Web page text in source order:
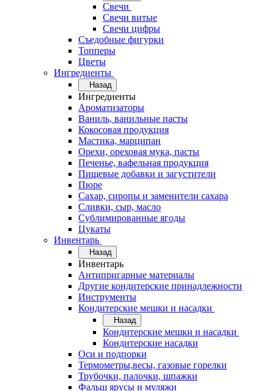
Свечи
Свечи витые
Свечи цифры
Съедобные фигурки
Топперы
Цветы
Ингредиенты
Назад
Ингредиенты
Ароматизаторы
Ваниль, ванильные пасты
Кокосовая продукция
Мастика, марципан
Орехи, ореховая мука, пасты
Печенье, вафельная продукция
Пищевые добавки и загустители
Пюре
Сахар, сиропы и заменители сахара
Сливки, сыр, масло
Сублимированные ягоды
Цукаты
Инвентарь
Назад
Инвентарь
Антипригарные материалы
Другие кондитерские принадлежности
Инструменты
Кондитерские мешки и насадки
Назад
Кондитерские мешки и насадки
Кондитерские насадки
Оси и подпорки
Термометры,весы, газовые горелки
Трубочки, палочки, шпажки
Фальш ярусы и муляжи